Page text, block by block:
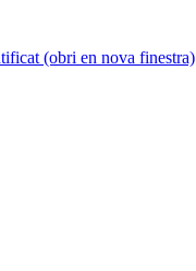
(obri en nova finestra)